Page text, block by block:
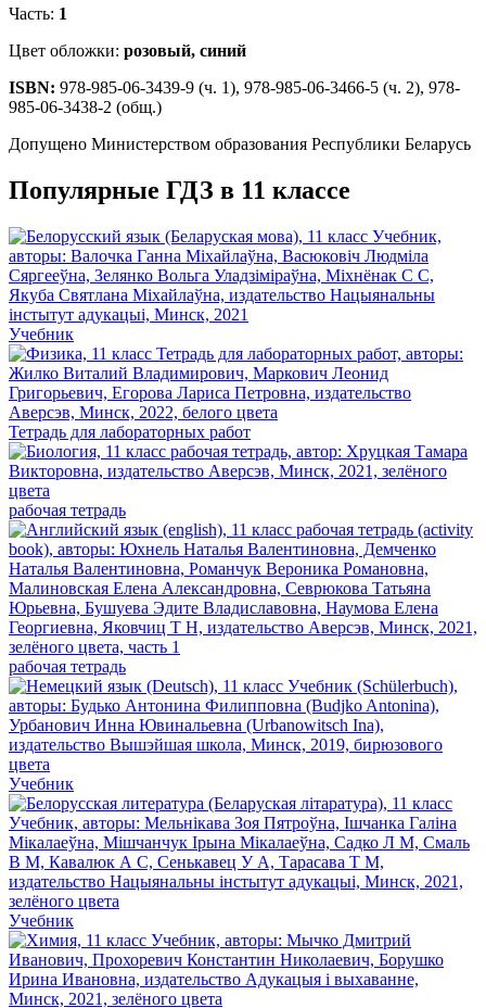
Часть: 1
Цвет обложки: розовый, синий
ISBN: 978-985-06-3439-9 (ч. 1), 978-985-06-3466-5 (ч. 2), 978-
985-06-3438-2 (общ.)
Допущено Министерством образования Республики Беларусь
Популярные ГДЗ в 11 классе
Учебник
Тетрадь для лабораторных работ
рабочая тетрадь
рабочая тетрадь
Учебник
Учебник